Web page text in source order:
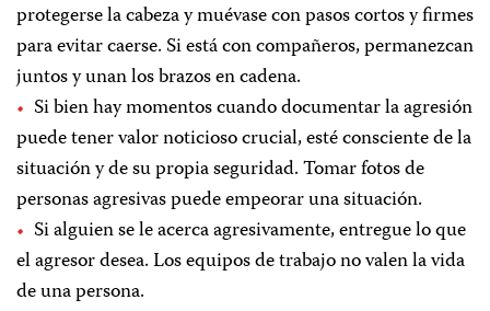
protegerse la cabeza y muévase con pasos cortos y firmes
para evitar caerse. Si está con compañeros, permanezcan
juntos y unan los brazos en cadena.
Si bien hay momentos cuando documentar la agresión
puede tener valor noticioso crucial, esté consciente de la
situación y de su propia seguridad. Tomar fotos de
personas agresivas puede empeorar una situación.
Si alguien se le acerca agresivamente, entregue lo que
el agresor desea. Los equipos de trabajo no valen la vida
de una persona.